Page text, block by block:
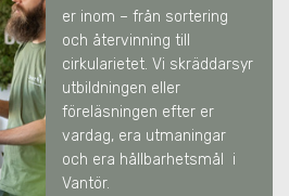
er inom – från sortering
och återvinning till
cirkularietet. Vi skräddarsyr
utbildningen eller
föreläsningen efter er
vardag, era utmaningar
och era hållbarhetsmål
i
Vantör.